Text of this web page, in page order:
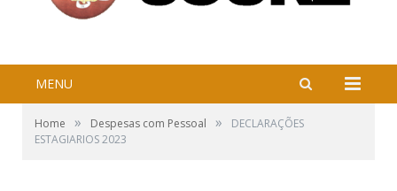
MENU
Home » Despesas com Pessoal »
DECLARAÇÕES
ESTAGIARIOS 2023